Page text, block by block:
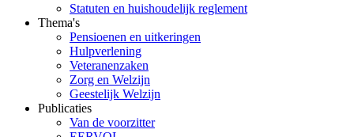
Statuten en huishoudelijk reglement
Thema's
Pensioenen en uitkeringen
Hulpverlening
Veteranenzaken
Zorg en Welzijn
Geestelijk Welzijn
Publicaties
Van de voorzitter